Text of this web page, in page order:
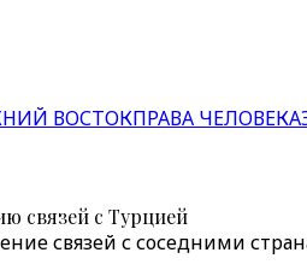
ВОСТОКПРАВА ЧЕЛОВЕКА
связей с Турцией
связей с соседними